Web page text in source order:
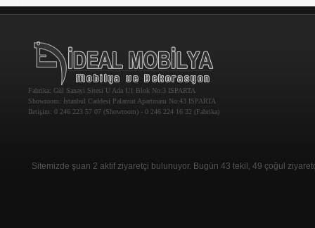
Fabrika: Gül Sanayi Sitesi U Ada U1 Blok No:3 ISPARTA
Showroom: İstanbul Caddesi Palamut Apartmanı No:43 ISPARTA
İletişim: 0 246 223 57 07 (Showroom) - 0 246 224 16 32 (Fabrika)
Sitemizde şuan 2 aktif ziyaretçi bulunuyor. Bugün 43 tekil, 49 çoğul